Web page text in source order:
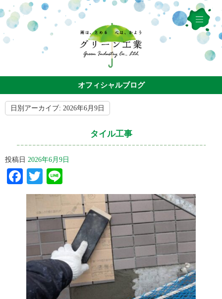
オフィシャルブログ
日別アーカイブ: 2026年6月9日
タイル工事
投稿日 2026年6月9日
Facebook
Twitter